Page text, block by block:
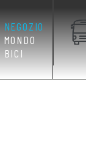
NEGOZIO
MONDO
BICI